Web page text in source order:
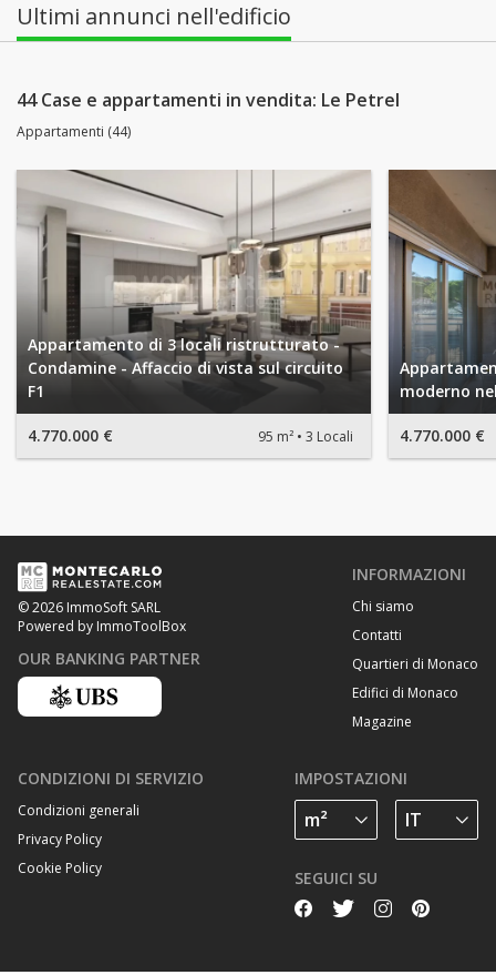
Ultimi annunci nell'edificio
44 Case e appartamenti in vendita: Le Petrel
Appartamenti (44)
Appartamento di 3 locali ristrutturato -
Condamine - Affaccio di vista sul circuito
F1
4.770.000 € 95 m² 3 Locali
moderno
4.770.000 €
© 2026 ImmoSoft SARL
Powered by ImmoToolBox
OUR BANKING PARTNER
INFORMAZIONI
Chi siamo
Contatti
Quartieri di Monaco
Edifici di Monaco
Magazine
CONDIZIONI DI SERVIZIO
Condizioni generali
Privacy Policy
Cookie Policy
IMPOSTAZIONI
SEGUICI SU